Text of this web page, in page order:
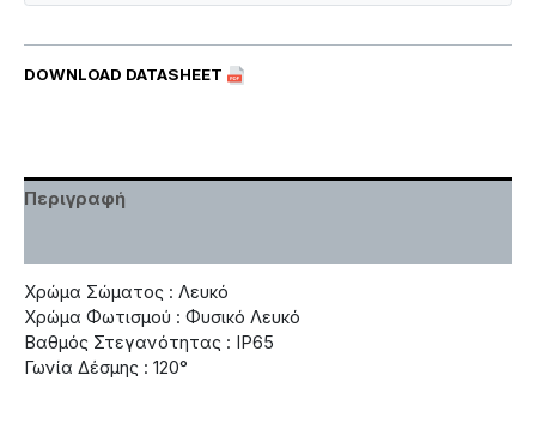
DOWNLOAD DATASHEET
Περιγραφή
Χρώμα Σώματος : Λευκό
Χρώμα Φωτισμού : Φυσικό Λευκό
Βαθμός Στεγανότητας : IP65
Γωνία Δέσμης : 120°